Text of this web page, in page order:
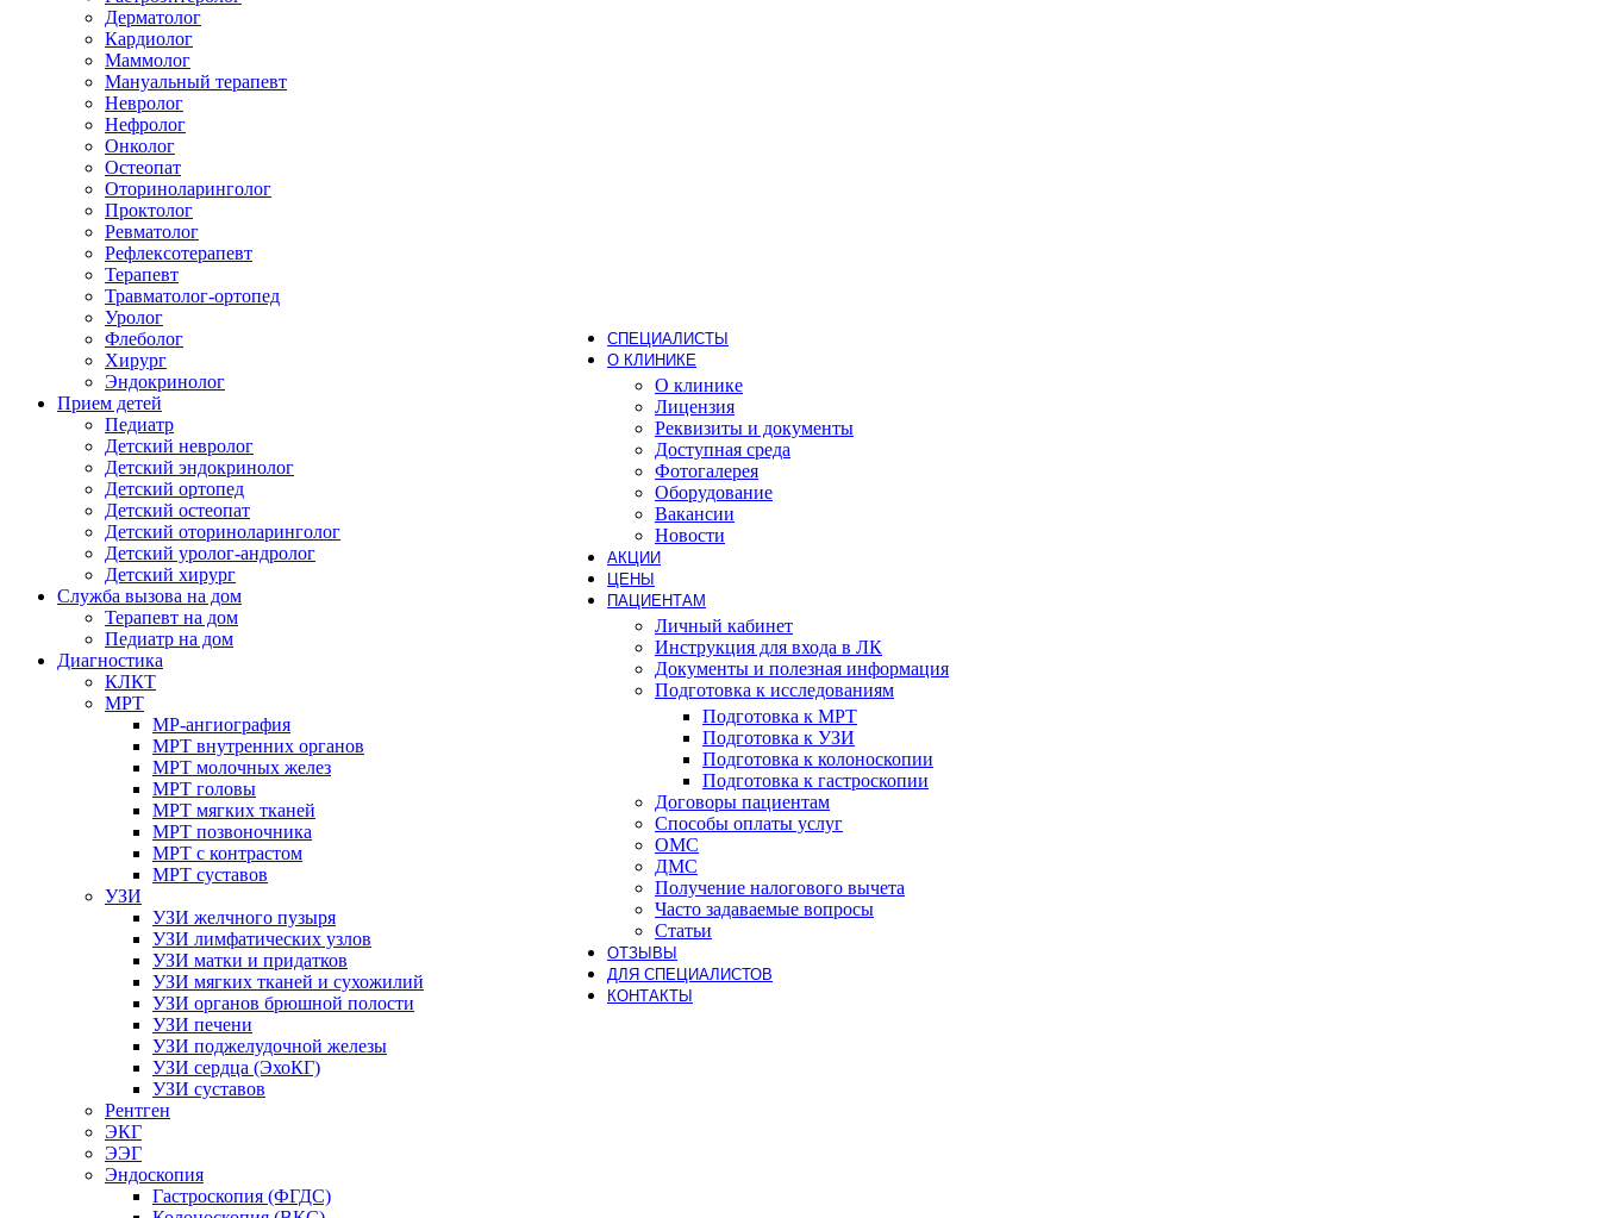
СПЕЦИАЛИСТЫ
О КЛИНИКЕ
О клинике
Лицензия
Реквизиты и документы
Доступная среда
Фотогалерея
Оборудование
Вакансии
Новости
АКЦИИ
ЦЕНЫ
ПАЦИЕНТАМ
Личный кабинет
Инструкция для входа в ЛК
Документы и полезная информация
Подготовка к исследованиям
Подготовка к МРТ
Подготовка к УЗИ
Подготовка к колоноскопии
Подготовка к гастроскопии
Договоры пациентам
Способы оплаты услуг
ОМС
ДМС
Получение налогового вычета
Часто задаваемые вопросы
Статьи
ОТЗЫВЫ
ДЛЯ СПЕЦИАЛИСТОВ
КОНТАКТЫ
Дерматолог
Кардиолог
Маммолог
Мануальный терапевт
Невролог
Нефролог
Онколог
Остеопат
Оториноларинголог
Проктолог
Ревматолог
Рефлексотерапевт
Терапевт
Травматолог-ортопед
Уролог
Флеболог
Хирург
Эндокринолог
Прием детей
Педиатр
Детский невролог
Детский эндокринолог
Детский ортопед
Детский остеопат
Детский оториноларинголог
Детский уролог-андролог
Детский хирург
Служба вызова на дом
Терапевт на дом
Педиатр на дом
Диагностика
КЛКТ
МРТ
МР-ангиография
МРТ внутренних органов
МРТ молочных желез
МРТ головы
МРТ мягких тканей
МРТ позвоночника
МРТ с контрастом
МРТ суставов
УЗИ
УЗИ желчного пузыря
УЗИ лимфатических узлов
УЗИ матки и придатков
УЗИ мягких тканей и сухожилий
УЗИ органов брюшной полости
УЗИ печени
УЗИ поджелудочной железы
УЗИ сердца (ЭхоКГ)
УЗИ суставов
Рентген
ЭКГ
ЭЭГ
Эндоскопия
Гастроскопия (ФГДС)